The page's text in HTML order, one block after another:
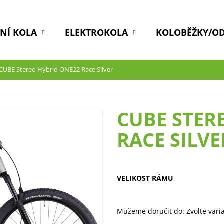
KOLA ELEKTROKOLA KOLOBĚŽKY/
Stereo Hybrid ONE22 Race Silver
CUBE
RACE
VELIKOST RÁMU
Můžeme doručit do: Zvolte